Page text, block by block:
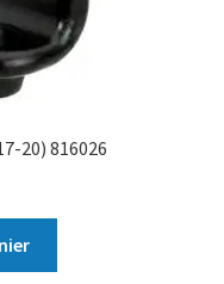
20) 816026